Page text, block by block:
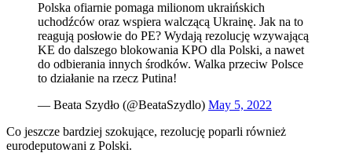
Polska ofiarnie pomaga milionom ukraińskich
uchodźców oraz wspiera walczącą Ukrainę. Jak na to
reagują posłowie do PE? Wydają rezolucję wzywającą
KE do dalszego blokowania KPO dla Polski, a nawet
do odbierania innych środków. Walka przeciw Polsce
to działanie na rzecz Putina!
— Beata Szydło (@BeataSzydlo) May 5, 2022
Co jeszcze bardziej szokujące, rezolucję poparli również
eurodeputowani z Polski.